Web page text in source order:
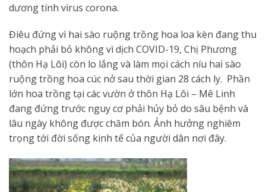
dương tính virus corona.
Điêu đứng vì hai sào ruộng trồng hoa loa kèn đang thu
hoạch phải bỏ không vì dịch COVID-19, Chị Phương
(thôn Hạ Lôi) còn lo lắng và làm mọi cách níu hai sào
ruộng trồng hoa cúc nở sau thời gian 28 cách ly. Phần
lớn hoa trồng tại các vườn ở thôn Hạ Lôi – Mê Linh
đang đứng trước nguy cơ phải hủy bỏ do sâu bệnh và
lâu ngày không được chăm bón. Ảnh hưởng nghiêm
trọng tới đời sống kinh tế của người dân nơi đây.